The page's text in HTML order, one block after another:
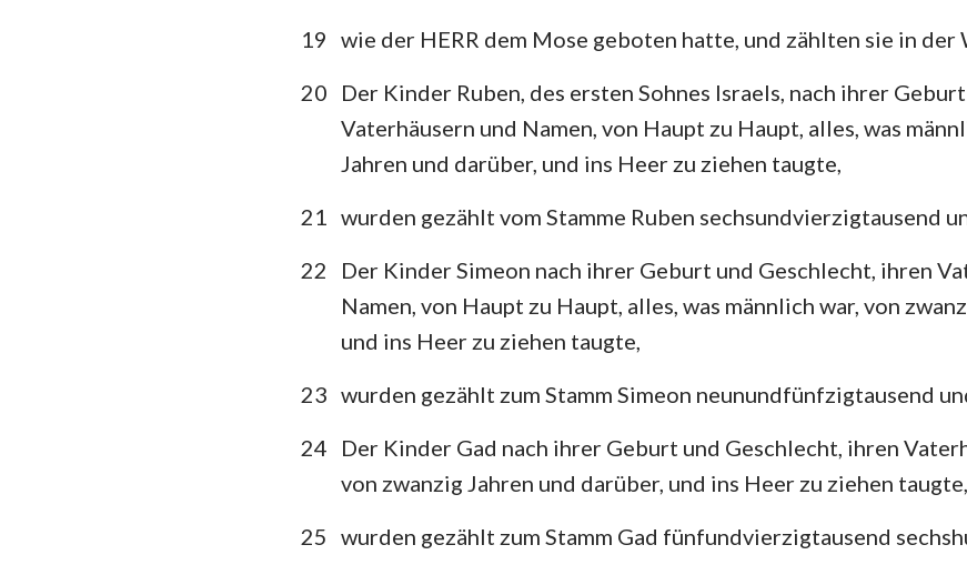
19 wie der HERR dem Mose geboten hatte, und zählten sie in der
20
Der Kinder Ruben, des ersten Sohnes Israels, nach ihrer
Vaterhäusern und Namen, von Haupt zu Haupt, alles, was
Jahren und darüber, und ins Heer zu ziehen taugte,
21 wurden gezählt vom Stamme Ruben sechsundvierzigtausend
22
Der Kinder Simeon nach ihrer Geburt und Geschlecht, ihren
Namen, von Haupt zu Haupt, alles, was männlich war, von
und ins Heer zu ziehen taugte,
23 wurden gezählt zum Stamm Simeon neunundfünfzigtausend
24
Der Kinder Gad nach ihrer Geburt und Geschlecht, ihren
von zwanzig Jahren und darüber, und ins Heer zu ziehen taugte,
25 wurden gezählt zum Stamm Gad fünfundvierzigtausend